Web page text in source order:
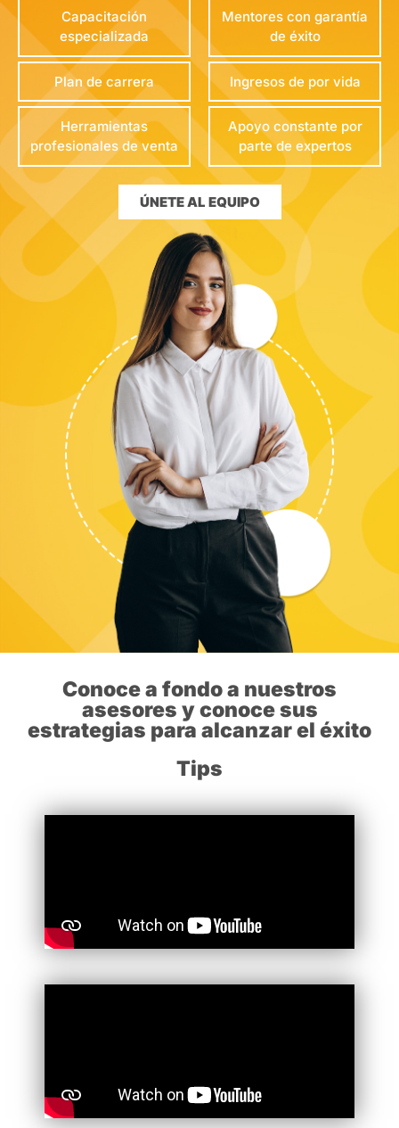
Capacitación
especializada
Mentores con garantía
de éxito
Plan de carrera Ingresos de por vida
Herramientas
profesionales de venta
Apoyo constante por
parte de expertos
ÚNETE AL EQUIPO
Conoce a fondo a nuestros
asesores y conoce sus
estrategias para alcanzar el éxito
Tips